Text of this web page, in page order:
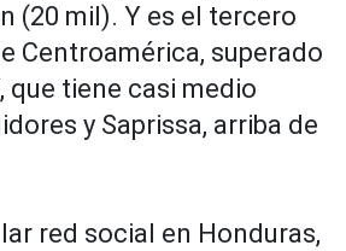
(20 mil). Y es el tercero
Centroamérica, superado
que tiene casi medio
y Saprissa, arriba de
red social en Honduras,